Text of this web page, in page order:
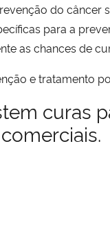
do
para a
as chances de
e tratamento
curas